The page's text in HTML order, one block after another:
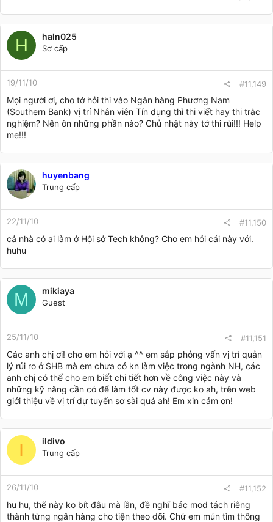
H haln025
Sơ cấp
19/11/10 #11,149
Mọi người ơi, cho tớ hỏi thi vào Ngân hàng Phương Nam
(Southern Bank) vị trí Nhân viên Tín dụng thì thi viết hay thi trắc
nghiệm? Nên ôn những phần nào? Chủ nhật này tớ thi rùi!!! Help
me!!!
huyenbang
Trung cấp
22/11/10 #11,150
cả nhà có ai làm ở Hội sở Tech không? Cho em hỏi cái này với.
huhu
M mikiaya
Guest
25/11/10 #11,151
Các anh chị ơi! cho em hỏi với ạ ^^ em sắp phỏng vấn vị trí quản
lý rủi ro ở SHB mà em chưa có kn làm việc trong ngành NH, các
anh chị có thể cho em biết chi tiết hơn về công việc này và
những kỹ năng cần có để làm tốt cv này được ko ah, trên web
giới thiệu về vị trí dự tuyển sơ sài quá ah! Em xin cảm ơn!
I ildivo
Trung cấp
26/11/10 #11,152
hu hu, thế này ko bít đâu mà lần, đề nghĩ bác mod tách riêng
thành từng ngân hàng cho tiện theo dõi. Chứ em mún tìm thông